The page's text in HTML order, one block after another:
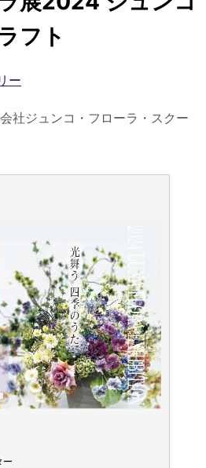
ー
フト
ー
社ジュンコ・フローラ・スクー